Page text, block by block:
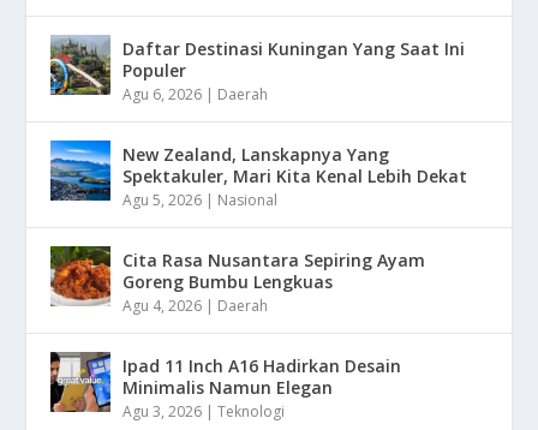
Daftar Destinasi Kuningan Yang Saat Ini
Populer
Agu 6, 2026 | Daerah
New Zealand, Lanskapnya Yang
Spektakuler, Mari Kita Kenal Lebih Dekat
Agu 5, 2026 | Nasional
Cita Rasa Nusantara Sepiring Ayam
Goreng Bumbu Lengkuas
Agu 4, 2026 | Daerah
Ipad 11 Inch A16 Hadirkan Desain
Minimalis Namun Elegan
Agu 3, 2026 |Teknologi